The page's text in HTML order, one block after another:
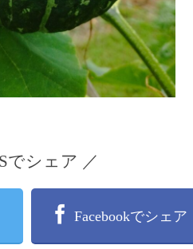
でシェア ／
Facebookでシェア